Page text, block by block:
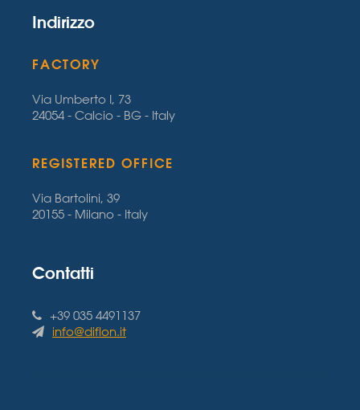
Indirizzo
FACTORY
Via Umberto I, 73
24054 - Calcio - BG - Italy
REGISTERED OFFICE
Via Bartolini, 39
20155 - Milano - Italy
Contatti
+39 035 4491137
info@diflon.it